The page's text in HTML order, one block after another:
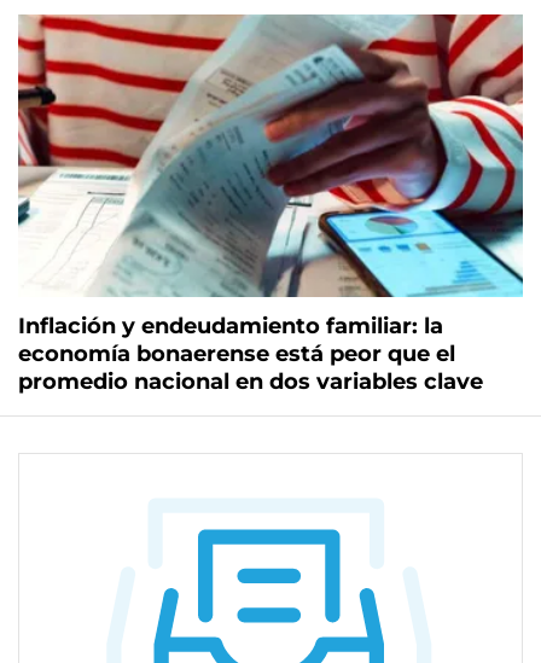
Inflación y endeudamiento familiar: la
economía bonaerense está peor que el
promedio nacional en dos variables clave